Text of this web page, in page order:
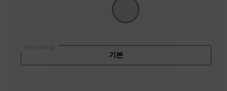
기본
서비스타입